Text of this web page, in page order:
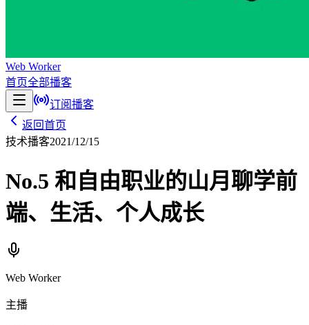
Web Worker
首页全部播客
订阅播客
返回首页
技术播客2021/12/15
No.5 和自由职业的山月聊学前
端、生活、个人成长
Web Worker
主播